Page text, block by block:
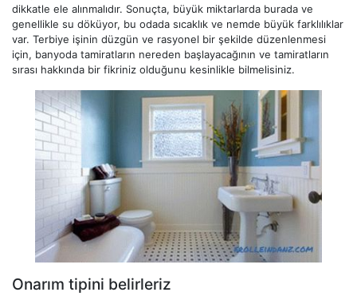
dikkatle ele alınmalıdır. Sonuçta, büyük miktarlarda burada ve
genellikle su döküyor, bu odada sıcaklık ve nemde büyük farklılıklar
var. Terbiye işinin düzgün ve rasyonel bir şekilde düzenlenmesi
için, banyoda tamiratların nereden başlayacağının ve tamiratların
sırası hakkında bir fikriniz olduğunu kesinlikle bilmelisiniz.
Onarım tipini belirleriz